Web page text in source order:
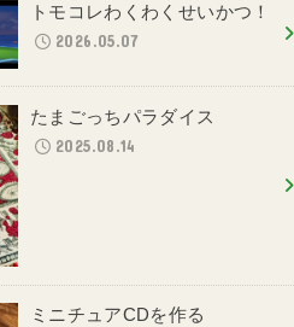
トモコレわくわくせいかつ！
2026.05.07
たまごっちパラダイス
2025.08.14
ミニチュアCDを作る